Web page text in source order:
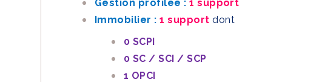
Gestion profilée : 1 support
Immobilier : 1 support dont
0 SCPI
0 SC / SCI / SCP
1 OPCI